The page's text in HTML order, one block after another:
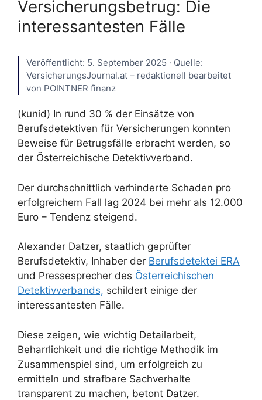
Versicherungsbetrug: Die
interessantesten Fälle
Veröffentlicht: 5. September 2025 · Quelle:
VersicherungsJournal.at – redaktionell bearbeitet
von POINTNER finanz
(kunid) In rund 30 % der Einsätze von
Berufsdetektiven für Versicherungen konnten
Beweise für Betrugsfälle erbracht werden, so
der Österreichische Detektivverband.
Der durchschnittlich verhinderte Schaden pro
erfolgreichem Fall lag 2024 bei mehr als 12.000
Euro – Tendenz steigend.
Alexander Datzer, staatlich geprüfter
Berufsdetektiv, Inhaber der Berufsdetektei ERA
und Pressesprecher des Österreichischen
Detektivverbands, schildert einige der
interessantesten Fälle.
Diese zeigen, wie wichtig Detailarbeit,
Beharrlichkeit und die richtige Methodik im
Zusammenspiel sind, um erfolgreich zu
ermitteln und strafbare Sachverhalte
transparent zu machen, betont Datzer.